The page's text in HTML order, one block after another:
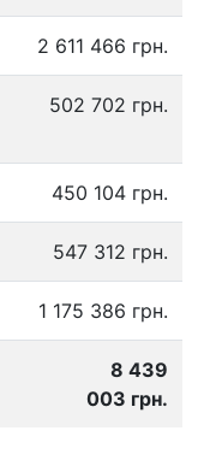
2 611 466 грн.
502 702 грн.
450 104 грн.
547 312 грн.
1 175 386 грн.
8 439
003 грн.